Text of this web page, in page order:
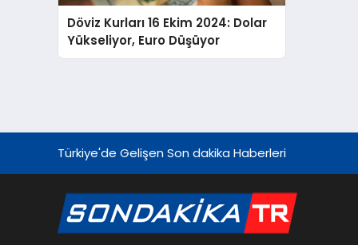
Döviz Kurları 16 Ekim 2024: Dolar
Yükseliyor, Euro Düşüyor
Türkiye'de Gelişen Son dakika Haberleri